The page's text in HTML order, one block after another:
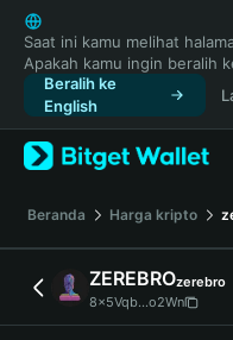
English
日本語
Tiếng Việt
Русский
Español (Latinoamérica)
Türkçe
Français
Deutsch
简体中文
繁體中文
Português (Portugal)
Saat ini kamu melihat
Apakah kamu ingin beralih
Beralih ke
English
Beranda Harga kripto
ZEREBROzerebro
8x5Vqb...o2Wn